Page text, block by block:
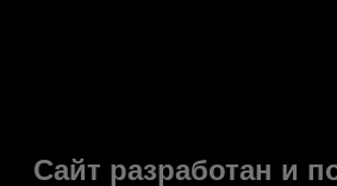
Сайт разработан и